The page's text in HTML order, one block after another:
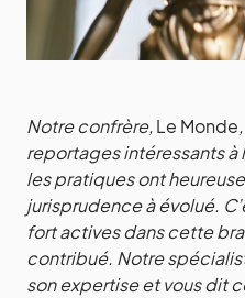
Notre confrère,Le Monde
reportages intéressants à
les pratiques ont
jurisprudence à évolué.
fort actives dans cette
contribué. Notre
son expertise et vous dit